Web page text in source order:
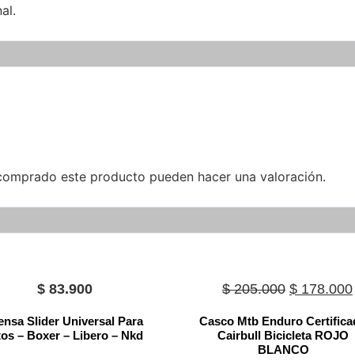
este producto pueden hacer una valoración.
$ 83.900
Slider Universal Para
– Boxer – Libero – Nkd
$205.000 Original
was:
$ 205.000.
$178.000
Casco Mtb Enduro
Cairbull Bicicleta ROJO
BLANCO